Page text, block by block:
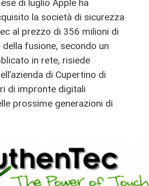
di luglio Apple ha
la società di sicurezza
al prezzo di 356 milioni di
fusione, secondo un
in rete, risiede
di Cupertino di
di impronte digitali
prossime generazioni di